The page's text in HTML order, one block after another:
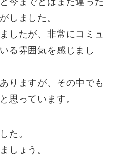
しました。
したが、非常にコミュ
る雰囲気を感じまし
りますが、その中でも
思っています。
た。
しょう。